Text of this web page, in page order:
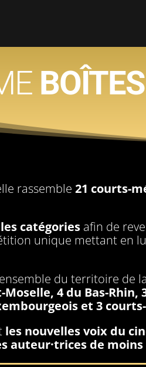
rassemble21 courts-
catégories afin de
unique mettant en
du territoire de
4 du Bas-Rhin,
et 3
les nouvelles voix du
auteur·trices de moins